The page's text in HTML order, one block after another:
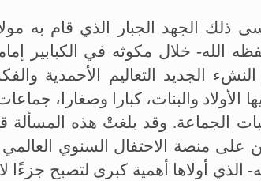
ذلك الجهد الجبار الذي قام به
الله- خلال مكوثه في الكبابير
الجديد التعاليم الأحمدية
الأولاد والبنات، كبارا وصغارا،
الجماعة. وقد بلغتْ هذه المسألة
على منصة الاحتفال السنوي
الذي أولاها أهمية كبرى لتصبح جزءًا